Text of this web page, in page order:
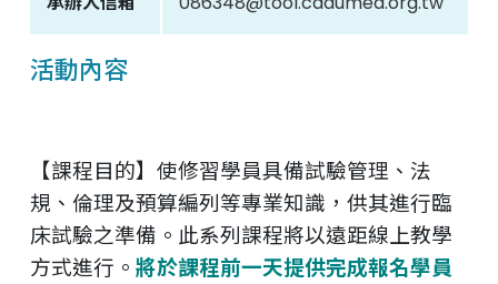
活動內容
【課程目的】使修習學員具備試驗管理、法
規、倫理及預算編列等專業知識，供其進行臨
床試驗之準備。此系列課程將以遠距線上教學
方式進行。 將於課程前一天提供完成報名學員